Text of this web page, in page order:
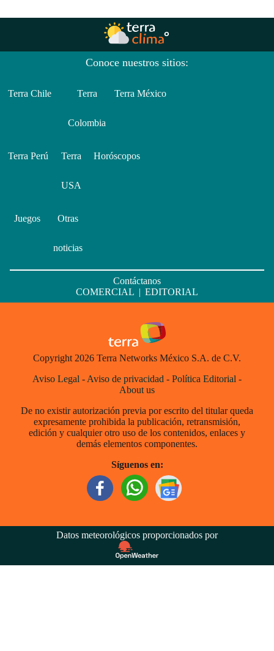
Conoce nuestros sitios:
Terra Chile Terra
Colombia
Terra México
Terra Perú Terra
USA
Horóscopos
Juegos Otras
noticias
Contáctanos
COMERCIAL | EDITORIAL
Copyright 2026 Terra Networks México S.A. de C.V.
Aviso Legal - Aviso de privacidad - Política Editorial -
About us
De no existir autorización previa por escrito del titular queda
expresamente prohibida la publicación, retransmisión,
edición y cualquier otro uso de los contenidos, enlaces y
demás elementos componentes.
Síguenos en:
Datos meteorológicos proporcionados por